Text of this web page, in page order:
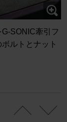
SONIC牽引フ
ルトとナット